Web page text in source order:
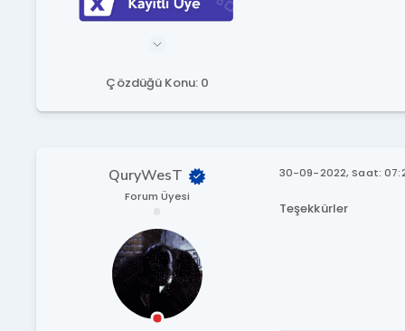
Çözdüğü Konu: 0
QuryWesT
Forum Üyesi
30-09-2022, Saat:
Teşekkürler